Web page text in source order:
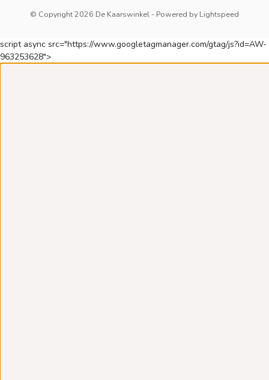
© Copyright 2026 De Kaarswinkel - Powered by Lightspeed
script async src="https://www.googletagmanager.com/gtag/js?id=AW-
963253628">